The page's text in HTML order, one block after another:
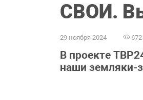
СВОИ.
29 ноября 2024 672
В проекте
наши земляки-